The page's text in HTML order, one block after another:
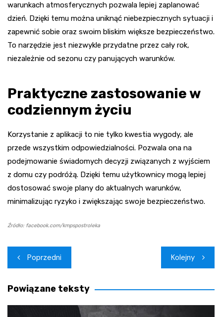
warunkach atmosferycznych pozwala lepiej zaplanować
dzień. Dzięki temu można uniknąć niebezpiecznych sytuacji i
zapewnić sobie oraz swoim bliskim większe bezpieczeństwo.
To narzędzie jest niezwykle przydatne przez cały rok,
niezależnie od sezonu czy panujących warunków.
Praktyczne zastosowanie w
codziennym życiu
Korzystanie z aplikacji to nie tylko kwestia wygody, ale
przede wszystkim odpowiedzialności. Pozwala ona na
podejmowanie świadomych decyzji związanych z wyjściem
z domu czy podróżą. Dzięki temu użytkownicy mogą lepiej
dostosować swoje plany do aktualnych warunków,
minimalizując ryzyko i zwiększając swoje bezpieczeństwo.
Źródło: facebook.com/kmpspostroleka
Nawigacja
wpisu
Poprzedni Kolejny
Powiązane teksty